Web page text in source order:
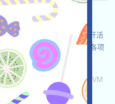
语言：
行Testnet和Tasks活動，打开活
確保安全，链接钱包，完成各项
！
ETH/ERC/EVM
: 2026/05/07